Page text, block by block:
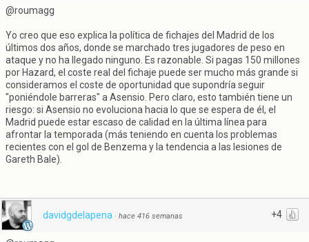
@roumagg
Yo creo que eso explica la política de fichajes del Madrid de los
últimos dos años, donde se marchado tres jugadores de peso en
ataque y no ha llegado ninguno. Es razonable. Si pagas 150 millones
por Hazard, el coste real del fichaje puede ser mucho más grande si
consideramos el coste de oportunidad que supondría seguir
"poniéndole barreras" a Asensio. Pero claro, esto también tiene un
riesgo: si Asensio no evoluciona hacia lo que se espera de él, el
Madrid puede estar escaso de calidad en la última línea para
afrontar la temporada (más teniendo en cuenta los problemas
recientes con el gol de Benzema y la tendencia a las lesiones de
Gareth Bale).
+4
davidgdelapena · hace 416 semanas